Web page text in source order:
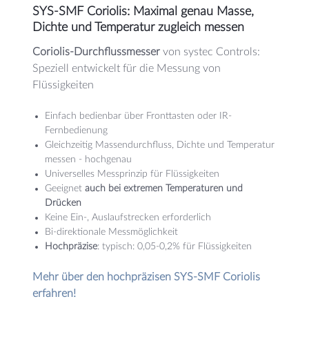
SYS-SMF Coriolis: Maximal genau Masse,
Dichte und Temperatur zugleich messen
Coriolis-Durchflussmesser von systec Controls:
Speziell entwickelt für die Messung von
Flüssigkeiten
Einfach bedienbar über Fronttasten oder IR-
Fernbedienung
Gleichzeitig Massendurchfluss, Dichte und Temperatur
messen - hochgenau
Universelles Messprinzip für Flüssigkeiten
Geeignet auch bei extremen Temperaturen und
Drücken
Keine Ein-, Auslaufstrecken erforderlich
Bi-direktionale Messmöglichkeit
Hochpräzise: typisch: 0,05-0,2% für Flüssigkeiten
Mehr über den hochpräzisen SYS-SMF Coriolis
erfahren!